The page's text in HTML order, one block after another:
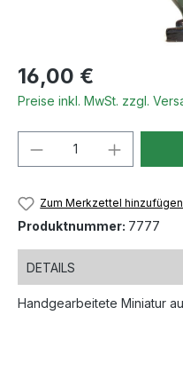
Regulärer Preis:
16,00 €
Preise inkl. MwSt. zzgl.
Produkt
Zum Merkzettel hinzufügen
Produktnummer: 7777
DETAILS
Handgearbeitete Miniatur